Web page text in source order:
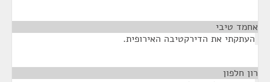
אחמד טיבי
העתקתי את הדירקטיבה האירופית.
רון חלפון